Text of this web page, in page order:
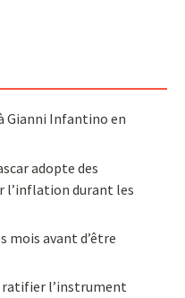
Gianni Infantino en
adopte des
l’inflation durant les
mois avant d’être
ratifier l’instrument